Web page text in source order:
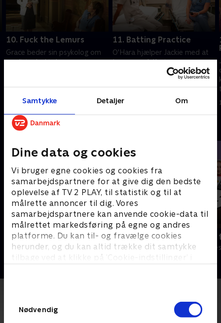
Samtykke Detaljer Om
Dine data og cookies
Vi bruger egne cookies og cookies fra
samarbejdspartnere for at give dig den bedste
oplevelse af TV 2 PLAY, til statistik og til at
målrette annoncer til dig. Vores
samarbejdspartnere kan anvende cookie-data til
målrettet markedsføring på egne og andres
platforme. Du kan til- og fravælge cookies
herunder, og du kan altid trække dit samtykke
tilbage ved at klikke på ’Cookie-indstillinger’ i
Nødvendig
10. Fuck the Lemurs
Grace beder sin psykolog om
medicin. Jackie kommer i
bryllupsforberedelser.
11. Batting Practice
O'Hara hjælper Jackie med at
trappe ned. Kevin er
undvigende. Præsidentfruens
besøg går i vasken. Zoey holder
fest.
Andre så også
Robssons (dansk tale)
Komedie • 1 sæsoner
Bert (dansk
Komedie • 1